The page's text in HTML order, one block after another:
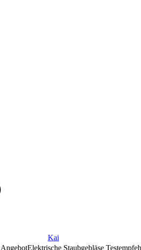
Kai
AngebotElektrische Staubgebläse